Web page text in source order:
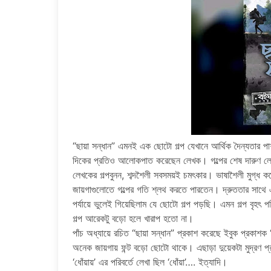
“ছায়া সন্ধান” এমনই এক ছোটো গল্প যেখানে আর্থিক দৈন্যতার
দিকের প্রতিও আলোকপাত করেছেন লেখক। গল্পের শেষ দারুণ
লেখকের গল্পবুনন, শব্দশৈলী সবসময়ই চমৎকার। ভাষাশৈলী মুগ্ধ
জায়গাগুলোতে গল্পের গতি শ্লথ করতে পারতেন। দ্রুততার
পর্যায়ে ভুলেই গিয়েছিলাম যে ছোটো গল্প পড়ছি। এমন গল্প বৃহৎ
গল্প আরেকটু বড়ো হলে খারাপ হতো না।
পাঁচ অধ্যায়ে রচিত “ছায়া সন্ধান” প্রকাশ করেছে ইবুক
অনেক জায়গায় ফন্ট বড়ো ছোটো থাকে। এছাড়া দুয়েকটা মুদ্রণ
‘ধোঁয়ায়’ এর পরিবর্তে লেখা ছিল ‘ধোঁয়া’…. ইত্যাদি।